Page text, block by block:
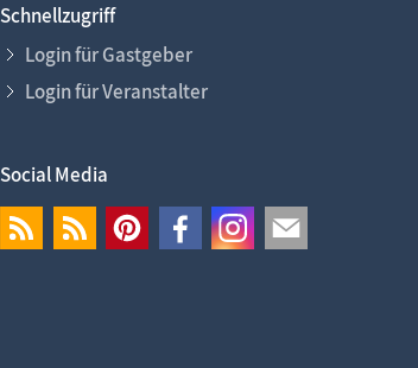
Schnellzugriff
Login für Gastgeber
Login für Veranstalter
Social Media